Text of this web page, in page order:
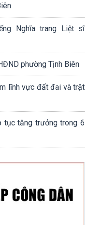
Nghĩa trang Liệt sĩ
phường Tịnh Biên
lĩnh vực đất đai và trật
tục tăng trưởng trong 6